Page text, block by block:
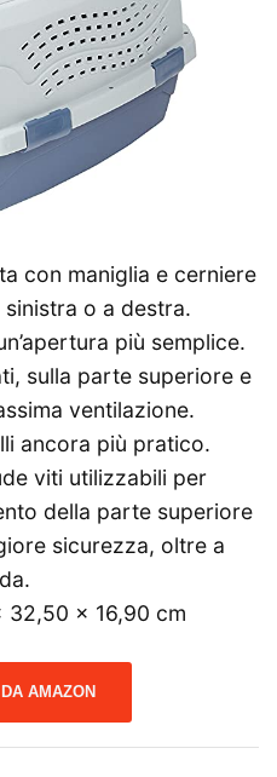
con maniglia e cerniere
o a destra.
più semplice.
sulla parte superiore e
ventilazione.
ancora più pratico.
viti utilizzabili per
della parte superiore
sicurezza, oltre a
32,50 x 16,90 cm
AMAZON